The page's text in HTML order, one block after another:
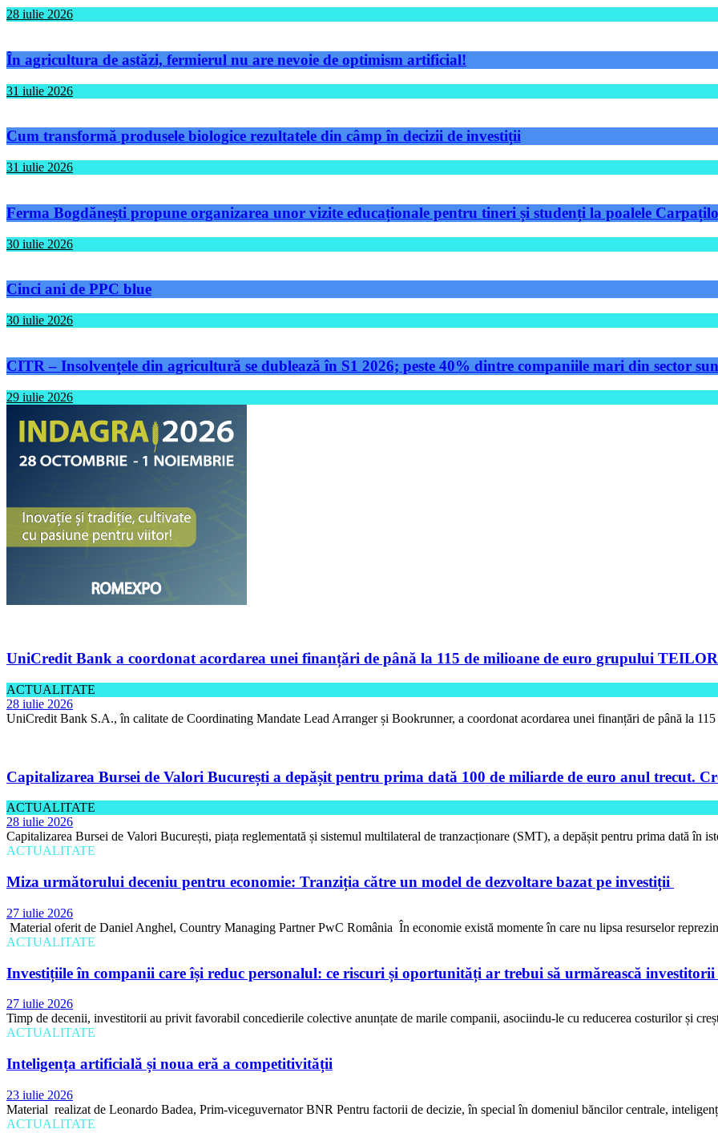
28 iulie 2026
În agricultura de astăzi, fermierul nu are nevoie de optimism artificial!
31 iulie 2026
Cum transformă produsele biologice rezultatele din câmp în decizii de investiții
31 iulie 2026
Ferma Bogdănești propune organizarea unor vizite educaționale pentru tineri și studenți la poalele
30 iulie 2026
Cinci ani de PPC blue
30 iulie 2026
CITR – Insolvențele din agricultură se dublează în S1 2026; peste 40% dintre companiile mari din sector
29 iulie 2026
UniCredit Bank a coordonat acordarea unei finanțări de până la 115 de milioane de euro grupului TEILOR
ACTUALITATE
28 iulie 2026
UniCredit Bank S.A., în calitate de Coordinating Mandate Lead Arranger și Bookrunner, a coordonat acordarea unei finanțări de până la 115
Capitalizarea Bursei de Valori București a depășit pentru prima dată 100 de miliarde de euro anul trecut.
ACTUALITATE
28 iulie 2026
Capitalizarea Bursei de Valori București, piața reglementată și sistemul multilateral de tranzacționare (SMT), a depășit pentru prima dată în
ACTUALITATE
Miza următorului deceniu pentru economie: Tranziția către un model de dezvoltare bazat pe investiții
27 iulie 2026
Material oferit de Daniel Anghel, Country Managing Partner PwC România În economie există momente în care nu lipsa resurselor
ACTUALITATE
Investițiile în companii care își reduc personalul: ce riscuri și oportunități ar trebui să urmărească
27 iulie 2026
Timp de decenii, investitorii au privit favorabil concedierile colective anunțate de marile companii, asociindu-le cu reducerea costurilor și
ACTUALITATE
Inteligența artificială și noua eră a competitivității
23 iulie 2026
Material realizat de Leonardo Badea, Prim-viceguvernator BNR Pentru factorii de decizie, în special în domeniul băncilor centrale,
ACTUALITATE